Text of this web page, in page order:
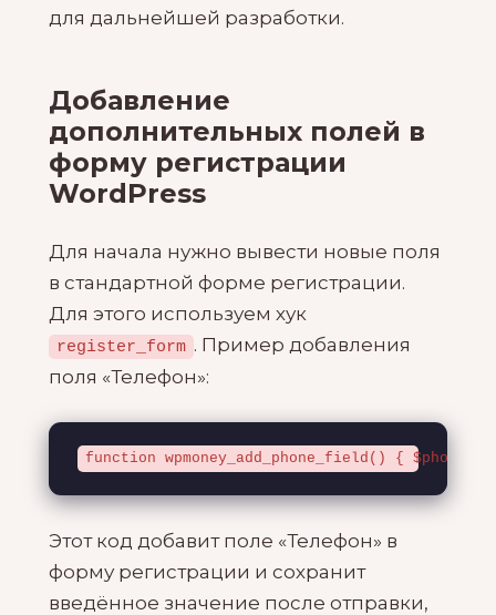
для дальнейшей разработки.
Добавление
дополнительных полей в
форму регистрации
WordPress
Для начала нужно вывести новые поля
в стандартной форме регистрации.
Для этого используем хук
register_form . Пример добавления
поля «Телефон»:
function wpmoney_add_phone_field() {
Этот код добавит поле «Телефон» в
форму регистрации и сохранит
введённое значение после отправки,